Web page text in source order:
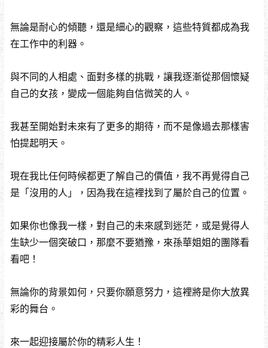
無論是耐心的傾聽，還是細心的觀察，這些特質都成為我
在工作中的利器。
與不同的人相處、面對多樣的挑戰，讓我逐漸從那個懷疑
自己的女孩，變成一個能夠自信微笑的人。
我甚至開始對未來有了更多的期待，而不是像過去那樣害
怕提起明天。
現在我比任何時候都更了解自己的價值，我不再覺得自己
是「沒用的人」，因為我在這裡找到了屬於自己的位置。
如果你也像我一樣，對自己的未來感到迷茫，或是覺得人
生缺少一個突破口，那麼不要猶豫，來孫華姐姐的團隊看
看吧！
無論你的背景如何，只要你願意努力，這裡將是你大放異
彩的舞台。
來一起迎接屬於你的精彩人生！